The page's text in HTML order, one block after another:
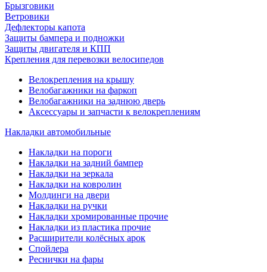
Брызговики
Ветровики
Дефлекторы капота
Защиты бампера и подножки
Защиты двигателя и КПП
Крепления для перевозки велосипедов
Велокрепления на крышу
Велобагажники на фаркоп
Велобагажники на заднюю дверь
Аксессуары и запчасти к велокреплениям
Накладки автомобильные
Накладки на пороги
Накладки на задний бампер
Накладки на зеркала
Накладки на ковролин
Молдинги на двери
Накладки на ручки
Накладки хромированные прочие
Накладки из пластика прочие
Расширители колёсных арок
Спойлера
Реснички на фары